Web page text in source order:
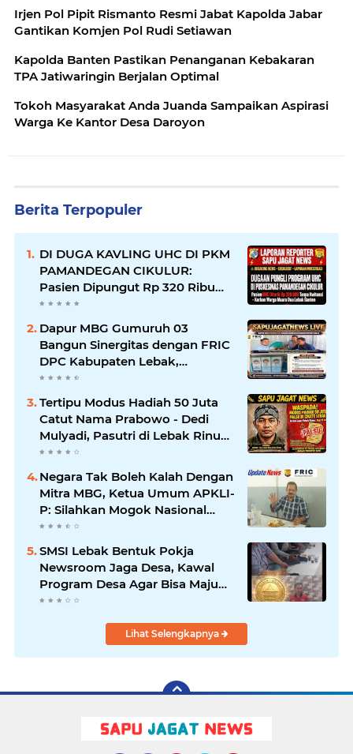
Irjen Pol Pipit Rismanto Resmi Jabat Kapolda Jabar
Gantikan Komjen Pol Rudi Setiawan
Kapolda Banten Pastikan Penanganan Kebakaran
TPA Jatiwaringin Berjalan Optimal
Tokoh Masyarakat Anda Juanda Sampaikan Aspirasi
Warga Ke Kantor Desa Daroyon
Berita Terpopuler
DI DUGA KAVLING UHC DI PKM
PAMANDEGAN CIKULUR:
Pasien Dipungut Rp 320 Ribu
Sehari Meski Diuruskan UHC,
Warga: Mana Kwitansinya?
Dapur MBG Gumuruh 03
Bangun Sinergitas dengan FRIC
DPC Kabupaten Lebak,
Komitmen Jalankan SOP BGN
Tertipu Modus Hadiah 50 Juta
Catut Nama Prabowo - Dedi
Mulyadi, Pasutri di Lebak Rinu
Cikate Lebak Rugi Rp 12 Juta
Negara Tak Boleh Kalah Dengan
Mitra MBG, Ketua Umum APKLI-
P: Silahkan Mogok Nasional
Ganti Kantin Sekolah
SMSI Lebak Bentuk Pokja
Newsroom Jaga Desa, Kawal
Program Desa Agar Bisa Maju
dan Mandiri
Lihat Selengkapnya